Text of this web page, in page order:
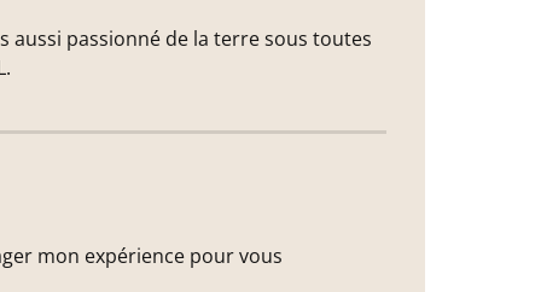
aussi passionné de la terre sous toutes
mon expérience pour vous